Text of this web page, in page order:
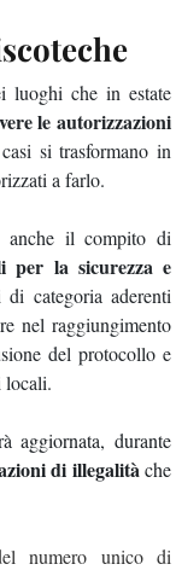
luoghi che in estate
le autorizzazioni
si trasformano in
a farlo.
anche il compito di
per la sicurezza e
di categoria aderenti
nel raggiungimento
del protocollo e
locali.
aggiornata, durante
di illegalità che
numero unico di